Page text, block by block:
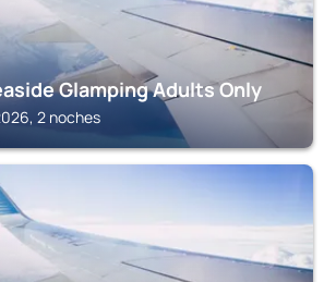
Glamping Adults Only
2 noches